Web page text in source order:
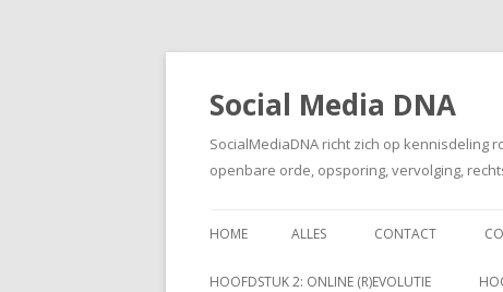
Social Media DNA
SocialMediaDNA richt zich op
openbare orde, opsporing, vervolging,
HOME ALLES CONTACT
HOOFDSTUK 2: ONLINE (R)EVOLUTIE